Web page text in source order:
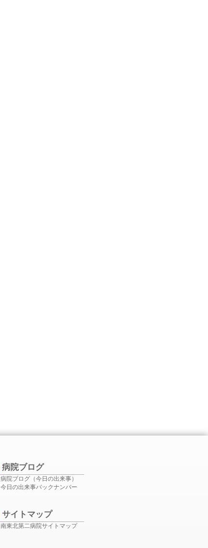
病院ブログ
病院ブログ（今日の出来事）
今日の出来事バックナンバー
サイトマップ
南東北第二病院サイトマップ